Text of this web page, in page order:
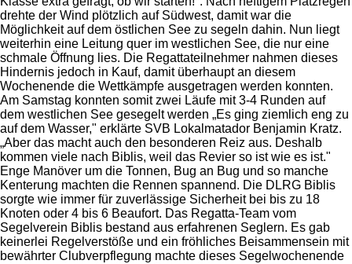
drehte der Wind plötzlich auf Südwest, damit war die
Möglichkeit auf dem östlichen See zu segeln dahin. Nun liegt
weiterhin eine Leitung quer im westlichen See, die nur eine
schmale Öffnung lies. Die Regattateilnehmer nahmen dieses
Hindernis jedoch in Kauf, damit überhaupt an diesem
Wochenende die Wettkämpfe ausgetragen werden konnten.
Am Samstag konnten somit zwei Läufe mit 3-4 Runden auf
dem westlichen See gesegelt werden „Es ging ziemlich eng zu
auf dem Wasser," erklärte SVB Lokalmatador Benjamin Kratz.
„Aber das macht auch den besonderen Reiz aus. Deshalb
kommen viele nach Biblis, weil das Revier so ist wie es ist."
Enge Manöver um die Tonnen, Bug an Bug und so manche
Kenterung machten die Rennen spannend. Die DLRG Biblis
sorgte wie immer für zuverlässige Sicherheit bei bis zu 18
Knoten oder 4 bis 6 Beaufort. Das Regatta-Team vom
Segelverein Biblis bestand aus erfahrenen Seglern. Es gab
keinerlei Regelverstöße und ein fröhliches Beisammensein mit
bewährter Clubverpflegung machte dieses Segelwochenende